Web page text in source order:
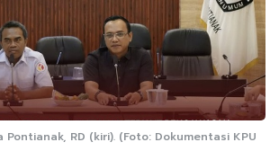
RD (kiri). (Foto: Dokumentasi KPU